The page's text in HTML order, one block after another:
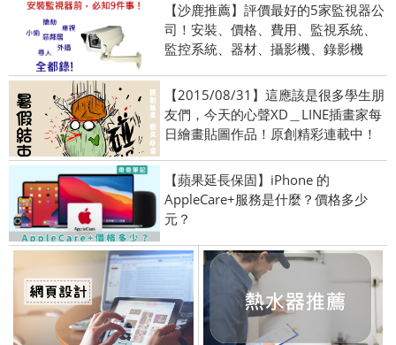
【沙鹿推薦】評價最好的5家監視器公
司！安裝、價格、費用、監視系統、
監控系統、器材、攝影機、錄影機
【2015/08/31】這應該是很多學生朋
友們，今天的心聲XD＿LINE插畫家每
日繪畫貼圖作品！原創精彩連載中！
【蘋果延長保固】iPhone 的
AppleCare+服務是什麼？價格多少
元？